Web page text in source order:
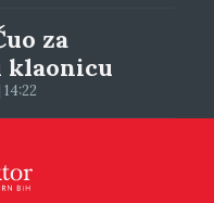
za
klaonicu